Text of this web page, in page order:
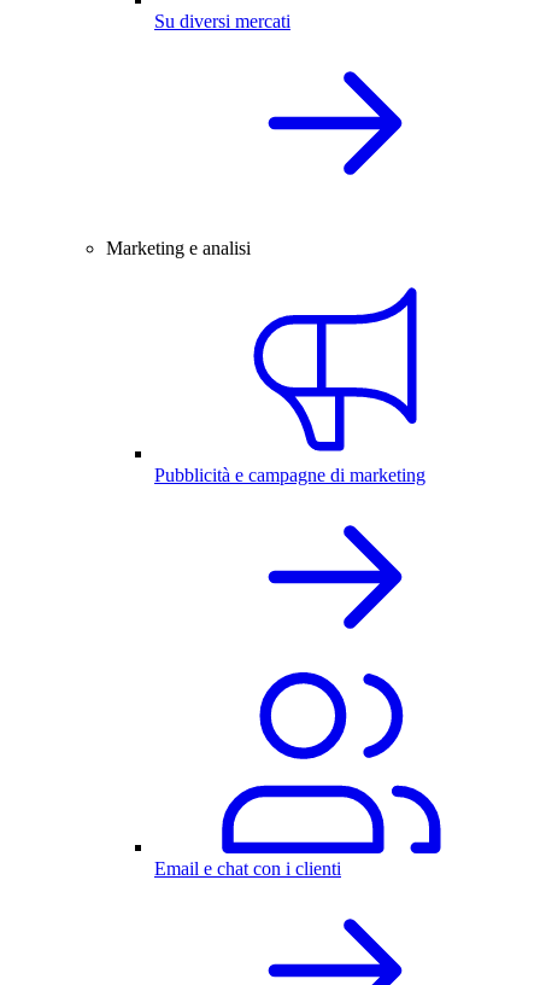
Su diversi mercati
Marketing e analisi
Pubblicità e campagne di marketing
Email e chat con i clienti